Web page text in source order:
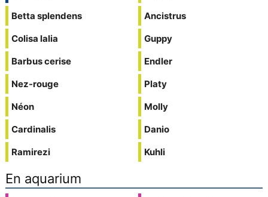
Betta splendens
Colisa lalia
Barbus cerise
Nez-rouge
Néon
Cardinalis
Ramirezi
Ancistrus
Guppy
Endler
Platy
Molly
Danio
Kuhli
En aquarium